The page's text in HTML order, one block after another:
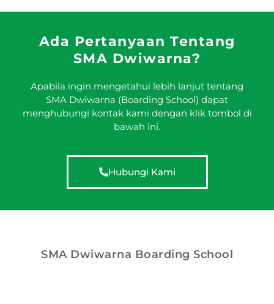
Ada Pertanyaan Tentang
SMA Dwiwarna?
Apabila ingin mengetahui lebih lanjut tentang
SMA Dwiwarna (Boarding School) dapat
menghubungi kontak kami dengan klik tombol di
bawah ini.
Hubungi Kami
SMA Dwiwarna Boarding School